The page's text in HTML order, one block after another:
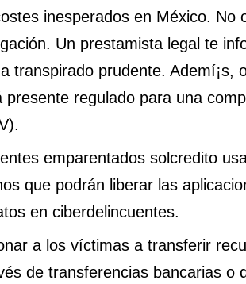
inesperados en México.
Un prestamista legal te
transpirado prudente. Ademí¡s,
regulado para una
emparentados solcredito
que podrán liberar las
en ciberdelincuentes.
a los víctimas a transferir
de transferencias bancarias o